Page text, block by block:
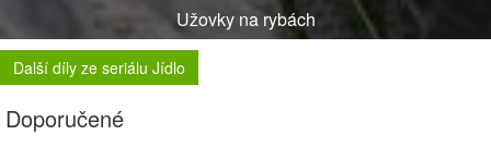
Užovky na rybách
Další díly ze seriálu Jídlo
Doporučené